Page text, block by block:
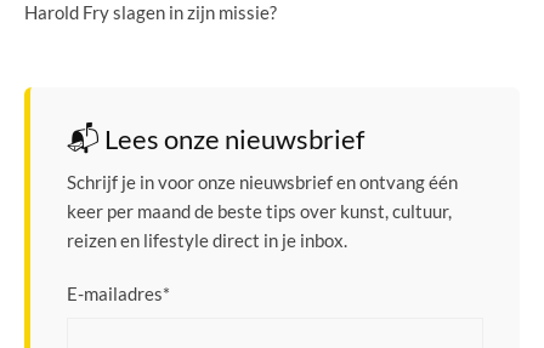
Harold Fry slagen in zijn missie?
📬 Lees onze nieuwsbrief
Schrijf je in voor onze nieuwsbrief en ontvang één
keer per maand de beste tips over kunst, cultuur,
reizen en lifestyle direct in je inbox.
E-mailadres*